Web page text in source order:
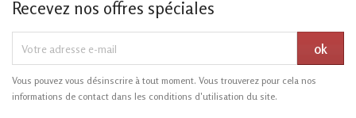
Recevez nos offres spéciales
Vous pouvez vous désinscrire à tout moment. Vous trouverez pour cela nos
informations de contact dans les conditions d'utilisation du site.